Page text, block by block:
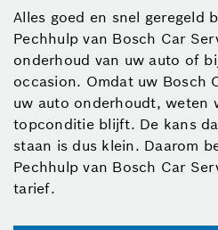
Alles goed en snel geregeld
Pechhulp van Bosch Car
onderhoud van uw auto of
occasion. Omdat uw Bosch
uw auto onderhoudt, weten
topconditie blijft. De kans
staan is dus klein. Daarom
Pechhulp van Bosch Car
tarief.